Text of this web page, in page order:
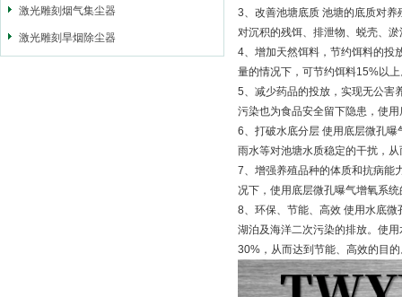
激光雕刻烟气集尘器
激光雕刻旱烟除尘器
3、改善池塘底质 池塘的底质对
对沉积的残饵、排泄物、蜕壳、
4、增加天然饵料，节约饵料的投
量的情况下，可节约饵料15%以
5、减少药品的投放，实现无公害
污染也为食品安全留下隐患，使
6、打破水底分层 使用底层微孔
雨水等对池塘水质稳定的干扰，
7、增强养殖品种的体质和抗病能
况下，使用底层微孔曝气增氧系
8、环保、节能、高效 使用水底
湖泊及海洋二次污染的排放。使
30%，从而达到节能、高效的目